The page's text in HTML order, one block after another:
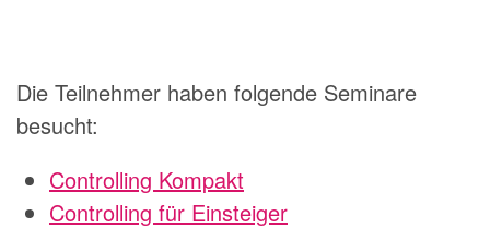
Die Teilnehmer haben folgende Seminare
besucht:
Controlling Kompakt
Controlling für Einsteiger